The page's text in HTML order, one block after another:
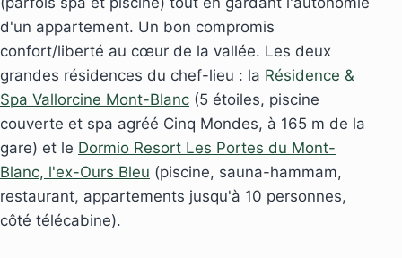
d'un appartement. Un bon compromis
confort/liberté au cœur de la vallée. Les deux
grandes résidences du chef-lieu : la Résidence &
Spa Vallorcine Mont-Blanc (5 étoiles, piscine
couverte et spa agréé Cinq Mondes, à 165 m de la
gare) et le Dormio Resort Les Portes du Mont-
Blanc, l'ex-Ours Bleu (piscine, sauna-hammam,
restaurant, appartements jusqu'à 10 personnes,
côté télécabine).